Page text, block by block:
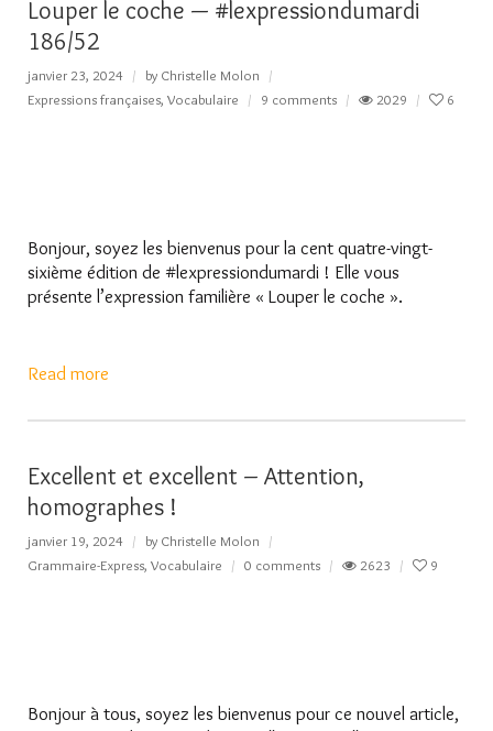
Louper le coche — #lexpressiondumardi
186/52
janvier 23, 2024 by Christelle Molon
Expressions françaises, Vocabulaire 9 comments 2029 6
Bonjour, soyez les bienvenus pour la cent quatre-vingt-
sixième édition de #lexpressiondumardi ! Elle vous
présente l’expression familière « Louper le coche ».
Read more
Excellent et excellent – Attention,
homographes !
janvier 19, 2024 by Christelle Molon
Grammaire-Express, Vocabulaire 0 comments 2623 9
Bonjour à tous, soyez les bienvenus pour ce nouvel article,